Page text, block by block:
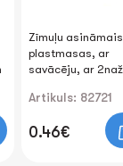
Zīmuļu asināmais
plastmasas, ar
savācēju, ar
Artikuls: 82721
0.46€